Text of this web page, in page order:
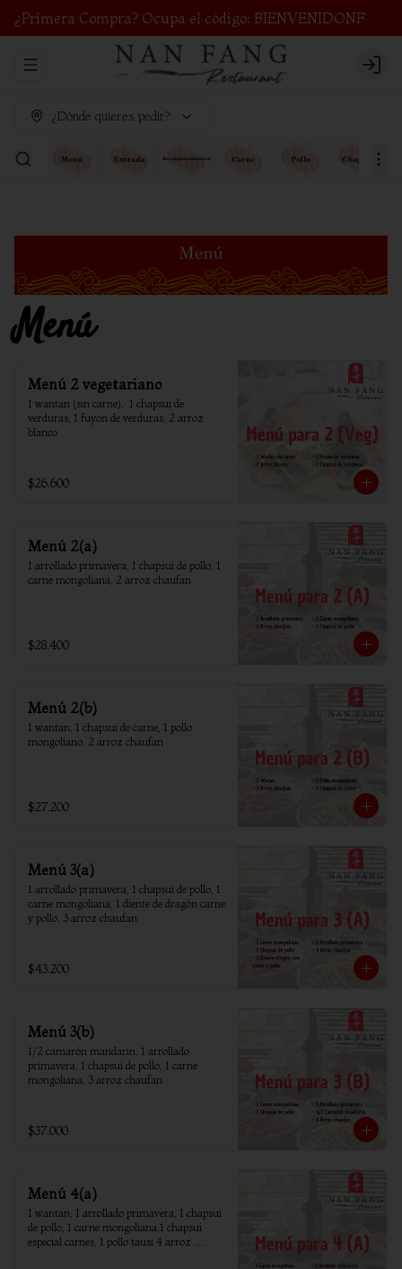
¿Primera Compra? Ocupa el código: BIENVENIDONF
Abrir menu de navegación Login
¿Dónde quieres pedir?
Menú
Menú 2 vegetariano
1 wantan (sin carne),  1 chapsui de
verduras, 1 fuyon de verduras, 2 arroz
blanco
$26.600
Menú 2(a)
1 arrollado primavera, 1 chapsui de pollo, 1
carne mongoliana, 2 arroz chaufan
$28.400
Menú 2(b)
1 wantan, 1 chapsui de carne, 1 pollo
mongoliano, 2 arroz chaufan
$27.200
Menú 3(a)
1 arrollado primavera, 1 chapsui de pollo, 1
carne mongoliana, 1 diente de dragón carne
y pollo, 3 arroz chaufan
$43.200
Menú 3(b)
1/2 camarón mandarín, 1 arrollado
primavera, 1 chapsui de pollo, 1 carne
mongoliana, 3 arroz chaufan
$37.000
Menú 4(a)
1 wantan, 1 arrollado primavera, 1 chapsui
de pollo, 1 carne mongoliana,1 chapsui
especial carnes, 1 pollo tausi 4 arroz